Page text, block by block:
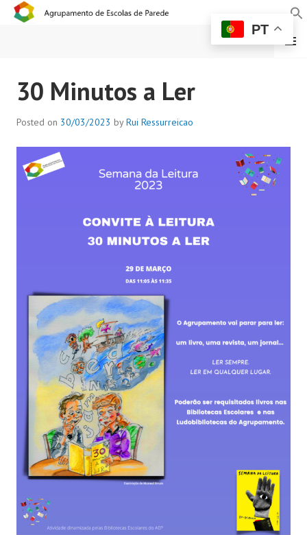
AGRUPAMENTO DE
ESCOLAS DE PAREDE
MENU
30 Minutos a Ler
Posted on 30/03/2023 byRui Ressurreicao
PT